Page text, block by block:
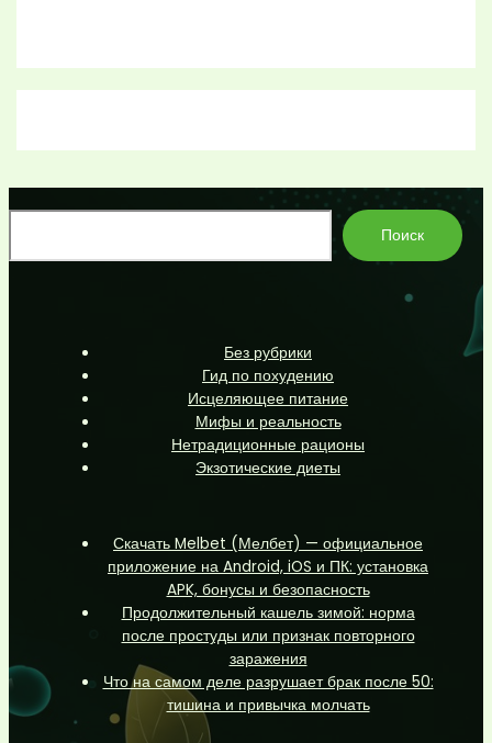
Поиск
Без рубрики
Гид по похудению
Исцеляющее питание
Мифы и реальность
Нетрадиционные рационы
Экзотические диеты
Скачать Melbet (Мелбет) — официальное
приложение на Android, iOS и ПК: установка
APK, бонусы и безопасность
Продолжительный кашель зимой: норма
после простуды или признак повторного
заражения
Что на самом деле разрушает брак после 50:
тишина и привычка молчать